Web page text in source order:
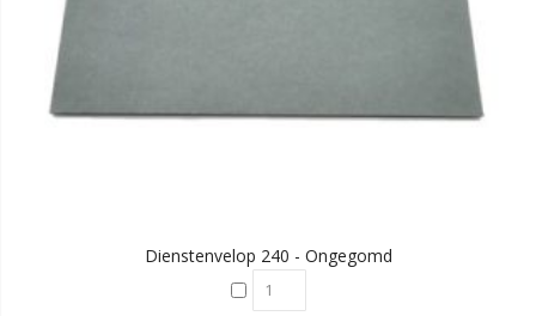
Dienstenvelop 240 - Ongegomd